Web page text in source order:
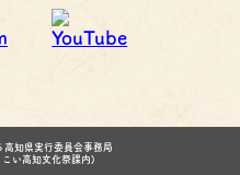
高知県実行委員会事務局
こい高知文化祭課内)